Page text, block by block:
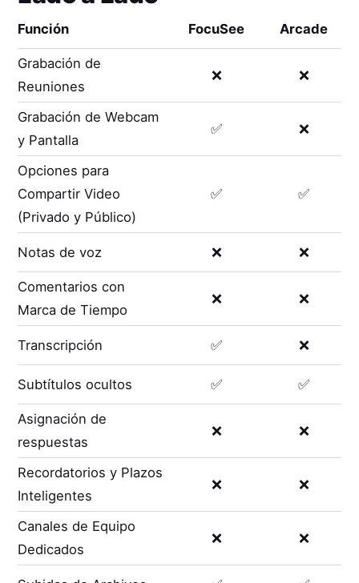
Función FocuSee Arcade
Grabación de
Reuniones
❌ ❌
Grabación de Webcam
y Pantalla
✅ ❌
Opciones para
Compartir Video
(Privado y Público)
✅ ✅
Notas de voz ❌ ❌
Comentarios con
Marca de Tiempo
❌ ❌
Transcripción ✅ ❌
Subtítulos ocultos ✅ ✅
Asignación de
respuestas
❌ ❌
Recordatorios y Plazos
Inteligentes
❌ ❌
Canales de Equipo
Dedicados
❌ ❌